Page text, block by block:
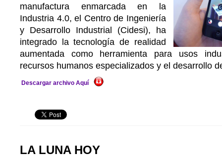
manufactura enmarcada en la
Industria 4.0, el Centro de Ingeniería
y Desarrollo Industrial (Cidesi), ha
integrado la tecnología de realidad
aumentada como herramienta para usos
recursos humanos especializados y el desarrollo
Descargar archivo Aquí
LA LUNA HOY